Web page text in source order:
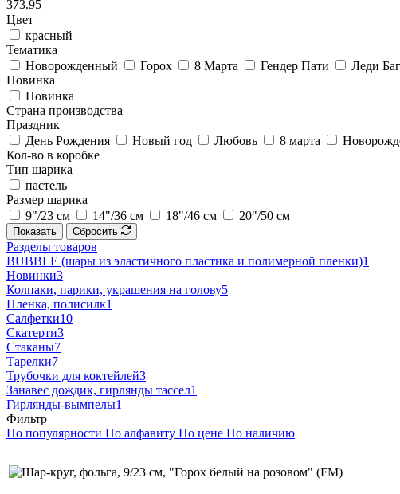
373.95
Цвет
красный
Тематика
Новорожденный
Горох 8 Марта Гендер Пати Леди Баг
Новинка
Новинка
Страна производства
Праздник
День Рождения
Новый год Любовь 8 марта
Кол-во в коробке
Тип шарика
пастель
Размер шарика
9"/23 см
14"/36 см 18"/46 см 20"/50 см
Показать Сбросить
Разделы товаров
BUBBLE (шары из эластичного пластика и полимерной пленки)1
Новинки3
Колпаки, парики, украшения на голову5
Пленка, полисилк1
Салфетки10
Скатерти3
Стаканы7
Тарелки7
Трубочки для коктейлей3
Занавес дождик, гирлянды тассел1
Гирлянды-вымпелы1
Фильтр
По популярности По алфавиту По цене По наличию